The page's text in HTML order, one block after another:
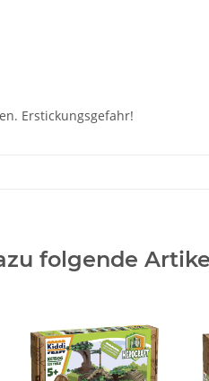
Erstickungsgefahr!
folgende